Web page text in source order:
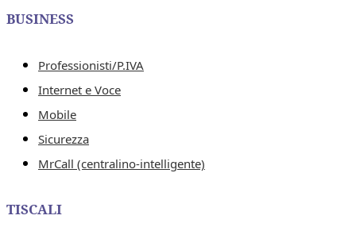
BUSINESS
Professionisti/P.IVA
Internet e Voce
Mobile
Sicurezza
MrCall (centralino-intelligente)
TISCALI